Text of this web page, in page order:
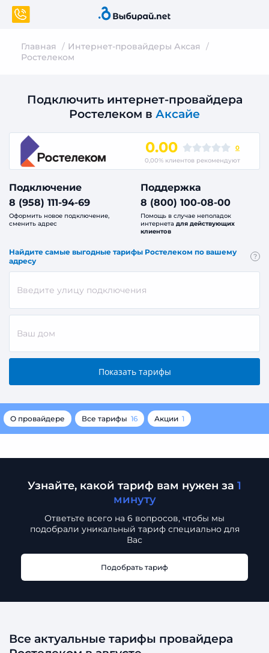
Главная
Интернет-провайдеры Аксая
Ростелеком
Подключить интернет-провайдера
Ростелеком в Аксайе
0.00
0
0,00% клиентов рекомендуют
Подключение
8 (958) 111-94-69
Оформить новое подключение,
сменить адрес
Поддержка
8 (800) 100-08-00
Помощь в случае неполадок
интернета для действующих
клиентов
Найдите самые выгодные тарифы Ростелеком по вашему
адресу
?
О провайдере Все тарифы 16 Акции 1
Узнайте, какой тариф вам нужен за 1
минуту
Ответьте всего на 6 вопросов, чтобы мы
подобрали уникальный тариф специально для
Вас
Подобрать тариф
Все актуальные тарифы провайдера